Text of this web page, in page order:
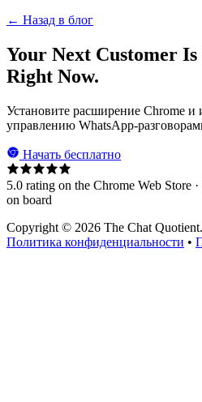
← Назад в блог
Your Next Customer Is
Right Now.
Установите расширение Chrome и
управлению WhatsApp-
Начать бесплатно
5.0 rating on the Chrome Web Store
on board
Copyright © 2026 The Chat
Политика конфиденциальности •